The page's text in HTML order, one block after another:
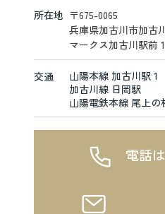
所在地 〒675-0065
兵庫県加古川市加古
マークス加古川駅前
交通
山陽本線 加古川駅 1
加古川線 日岡駅
山陽電鉄本線 尾上の
電話